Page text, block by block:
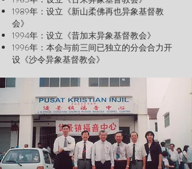
1989年：设立《新山柔佛再也异象基督教
会》
1994年：设立《昔加末异象基督教会》
1996年：本会与前三间已独立的分会合力开
设 《沙令异象基督教会》